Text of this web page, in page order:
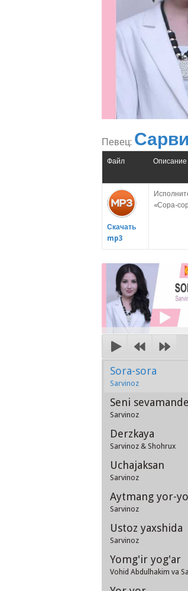
Певец:
Файл Описание
Скачать
mp3
«Сора-
Sora-sora
Sarvinoz
Seni
Sarvinoz
Derzkaya
Sarvinoz & Shohrux
Uchajaksan
Sarvinoz
Aytmang yor-
Sarvinoz
Ustoz yaxshida
Sarvinoz
Yomg'ir yog'ar
Vohid Abdulhakim va